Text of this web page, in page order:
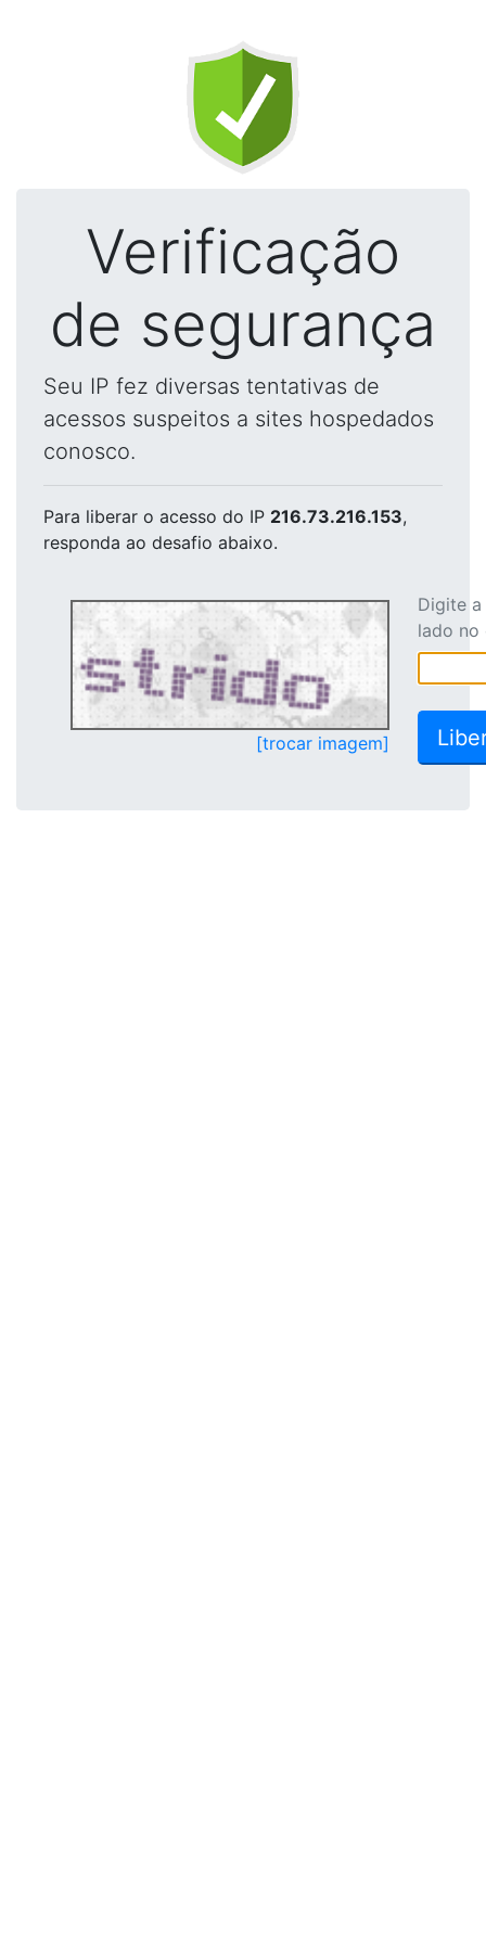
Verificação
de segurança
Seu IP fez diversas tentativas de
acessos suspeitos a sites hospedados
conosco.
Para liberar o acesso do IP 216.73.216.153,
responda ao desafio abaixo.
[trocar imagem]
Digite
lado no